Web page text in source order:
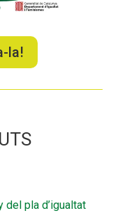
la!
pla d’igualtat